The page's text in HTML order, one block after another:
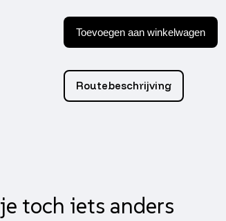
led
evo-
2
donker
smoke
achter
Toevoegen aan winkelwagen
Routebeschrijving
toch iets anders